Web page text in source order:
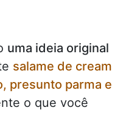
uma ideia original
salame de cream
presunto parma e
o que você